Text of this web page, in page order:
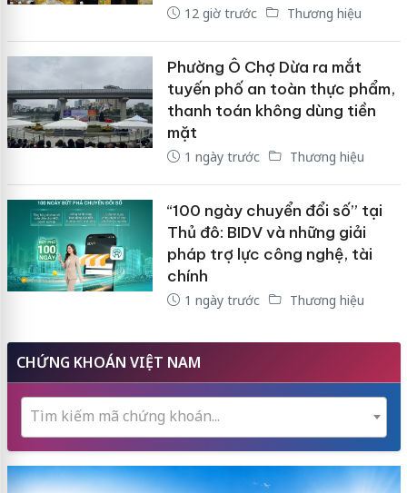
12 giờ trước Thương hiệu
Phường Ô Chợ Dừa ra mắt
tuyến phố an toàn thực phẩm,
thanh toán không dùng tiền
mặt
1 ngày trước Thương hiệu
“100 ngày chuyển đổi số” tại
Thủ đô: BIDV và những giải
pháp trợ lực công nghệ, tài
chính
1 ngày trước Thương hiệu
CHỨNG KHOÁN VIỆT NAM
Tìm kiếm mã chứng khoán...